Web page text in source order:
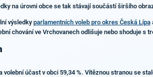
na úrovni obce se tak stávají součástí širšího
výsledky parlamentních voleb pro okres Česká Lípa
chování ve Vrchovanech odlišuje nebo shoduje s
účast v obci 59,34 %. Vítěznou stranou se